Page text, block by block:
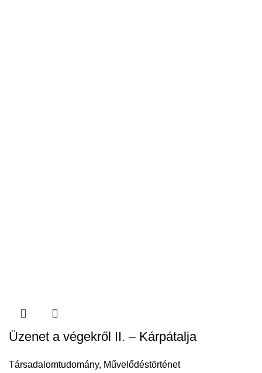
Üzenet a végekről II. – Kárpátalja
Társadalomtudomány, Művelődéstörténet